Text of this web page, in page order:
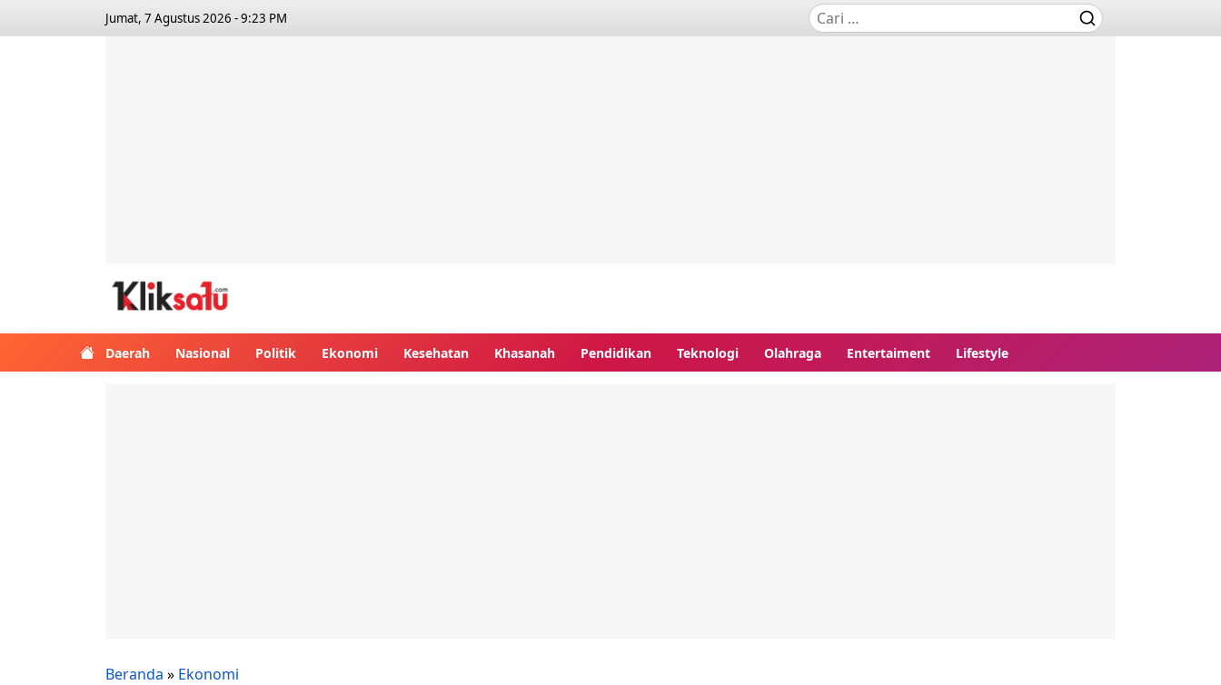
Jumat, 7 Agustus 2026 - 9:23 PM
Daerah Nasional Politik Ekonomi Kesehatan Khasanah Pendidikan Teknologi Olahraga Entertaiment Lifestyle
Beranda » Ekonomi